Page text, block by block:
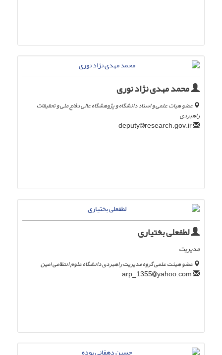
محمد مهدی نژاد نوری
عضو هیات علمی و استاد دانشگاه و پژوهشگاه عالی دفاع ملی و تحقیقات
راهبردی
research.gov.ir
لطفعلی بختیاری
مدیریت
عضو هیئت علمی گروه مدیریت راهبردی دانشگاه علوم انتظامی امین
yahoo.com